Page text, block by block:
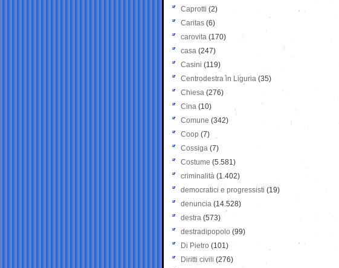
Caprotti (2)
Caritas (6)
carovita (170)
casa (247)
Casini (119)
Centrodestra in Liguria (35)
Chiesa (276)
Cina (10)
Comune (342)
Coop (7)
Cossiga (7)
Costume (5.581)
criminalità (1.402)
democratici e progressisti (19)
denuncia (14.528)
destra (573)
destradipopolo (99)
Di Pietro (101)
Diritti civili (276)